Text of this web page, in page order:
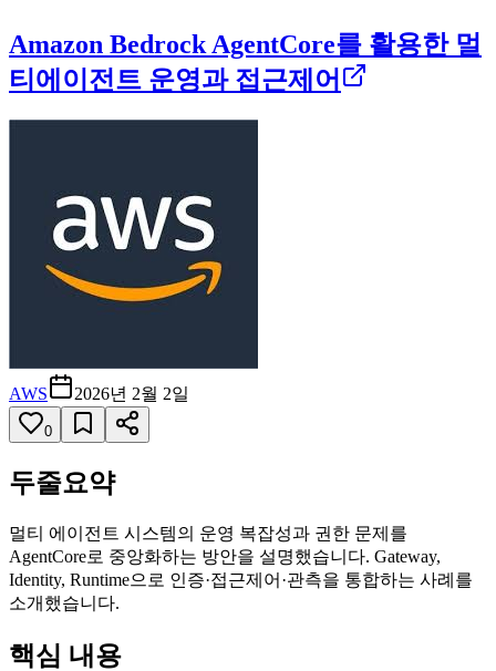
Amazon Bedrock AgentCore를 활용한 멀
티에이전트 운영과 접근제어
AWS 2026년 2월 2일
0
두줄요약
멀티 에이전트 시스템의 운영 복잡성과 권한 문제를
AgentCore로 중앙화하는 방안을 설명했습니다. Gateway,
Identity, Runtime으로 인증·접근제어·관측을 통합하는 사례를
소개했습니다.
핵심 내용